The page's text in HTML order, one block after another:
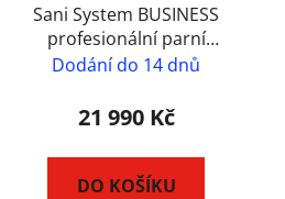
Sani System BUSINESS
profesionální parní
sanitizér na dezinfekci
Dodání do 14 dnů
21 990 Kč
DO KOŠÍKU